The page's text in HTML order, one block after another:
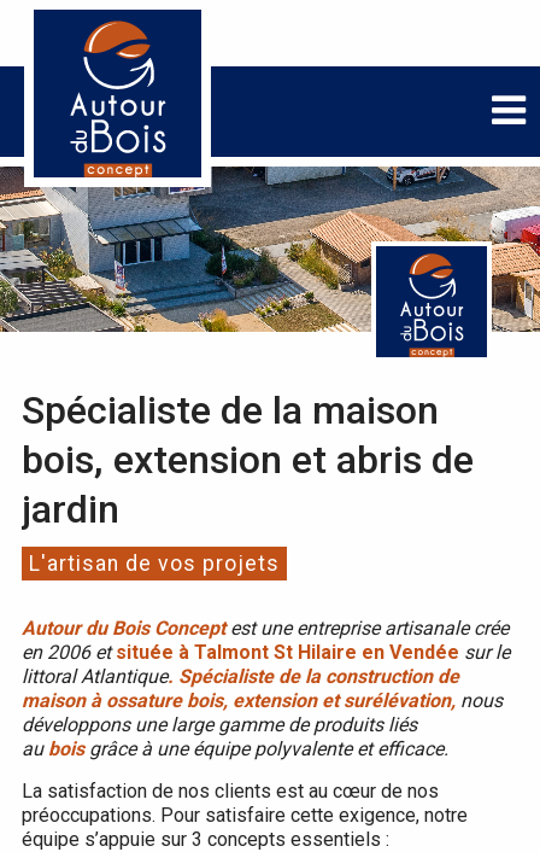
Spécialiste de la maison
bois, extension et abris de
jardin
L'artisan de vos projets
Autour du Bois Conceptest une entreprise artisanale crée
en 2006 etsituée à Talmont St Hilaire en Vendée sur le
littoral Atlantique. Spécialiste de la construction de
maison à ossature bois, extension et surélévation, nous
développons une large gamme de produits liés
au boisgrâce à une équipe polyvalente et efficace.
La satisfaction de nos clients est au cœur de nos
préoccupations. Pour satisfaire cette exigence, notre
équipe s’appuie sur 3 concepts essentiels :